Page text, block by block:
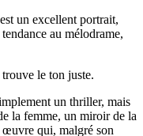
un excellent portrait,
au mélodrame,
le ton juste.
un thriller, mais
la femme, un miroir de la
œuvre qui, malgré son